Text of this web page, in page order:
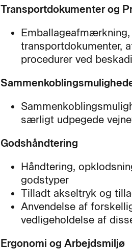
Transportdokumenter og
transportdokumenter,
procedurer ved
særligt udpegede
Godshåndtering
Håndtering,
godstyper
Tilladt akseltryk og
Anvendelse af
vedligeholdelse af
Ergonomi og Arbejdsmiljø